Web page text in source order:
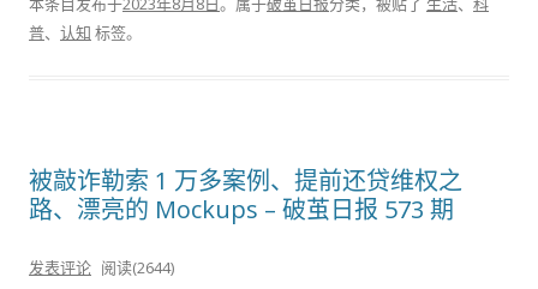
普、 认知 标签。
被敲诈勒索 1 万多案例、提前还贷维权之
路、漂亮的 Mockups – 破茧日报 573 期
发表评论 阅读(2644)